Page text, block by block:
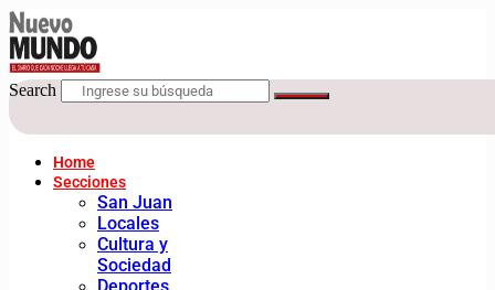
Search
Home
Secciones
San Juan
Locales
Cultura y
Sociedad